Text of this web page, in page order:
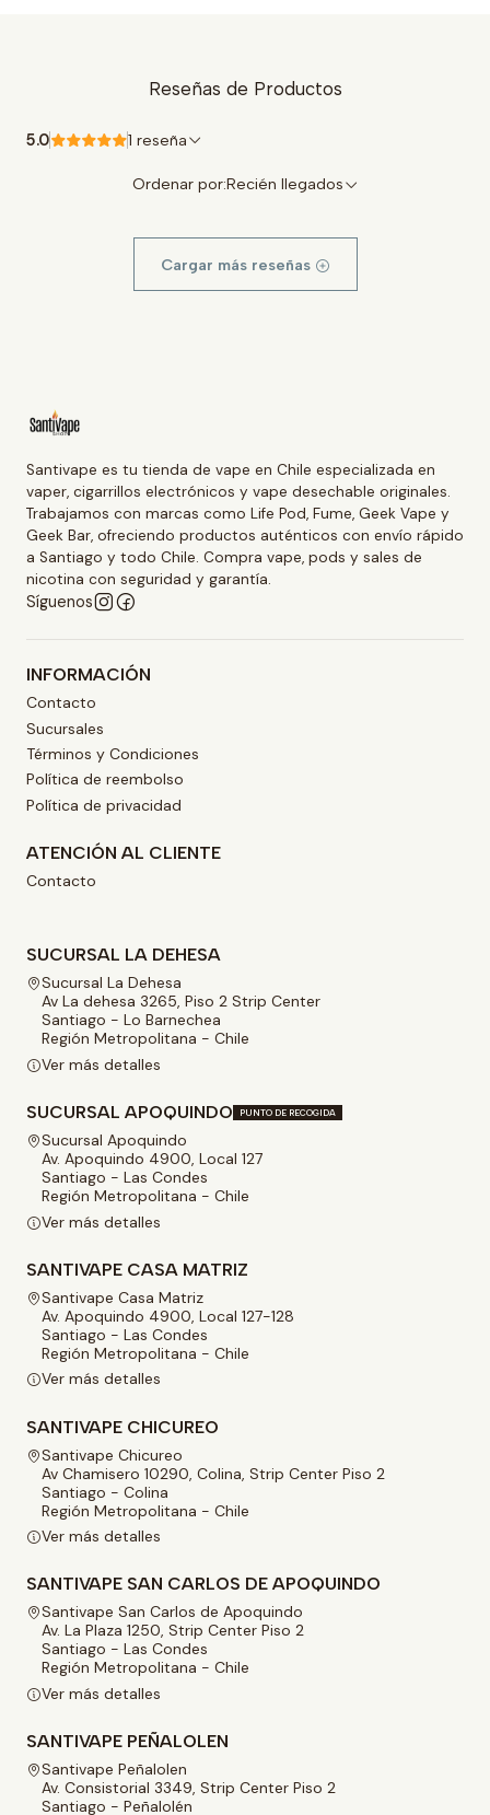
Reseñas de Productos
5.0 1 reseña
Ordenar por:Recién llegados
Cargar más reseñas
Santivape es tu tienda de vape en Chile especializada en
vaper, cigarrillos electrónicos y vape desechable originales.
Trabajamos con marcas como Life Pod, Fume, Geek Vape y
Geek Bar, ofreciendo productos auténticos con envío rápido
a Santiago y todo Chile. Compra vape, pods y sales de
nicotina con seguridad y garantía.
Síguenos
INFORMACIÓN
Contacto
Sucursales
Términos y Condiciones
Política de reembolso
Política de privacidad
ATENCIÓN AL CLIENTE
Contacto
SUCURSAL LA DEHESA
Sucursal La Dehesa
Av La dehesa 3265, Piso 2 Strip Center
Santiago - Lo Barnechea
Región Metropolitana - Chile
Ver más detalles
SUCURSAL APOQUINDO PUNTO DE RECOGIDA
Sucursal Apoquindo
Av. Apoquindo 4900, Local 127
Santiago - Las Condes
Región Metropolitana - Chile
Ver más detalles
SANTIVAPE CASA MATRIZ
Santivape Casa Matriz
Av. Apoquindo 4900, Local 127-128
Santiago - Las Condes
Región Metropolitana - Chile
Ver más detalles
SANTIVAPE CHICUREO
Santivape Chicureo
Av Chamisero 10290, Colina, Strip Center Piso 2
Santiago - Colina
Región Metropolitana - Chile
Ver más detalles
SANTIVAPE SAN CARLOS DE APOQUINDO
Santivape San Carlos de Apoquindo
Av. La Plaza 1250, Strip Center Piso 2
Santiago - Las Condes
Región Metropolitana - Chile
Ver más detalles
SANTIVAPE PEÑALOLEN
Santivape Peñalolen
Av. Consistorial 3349, Strip Center Piso 2
Santiago - Peñalolén